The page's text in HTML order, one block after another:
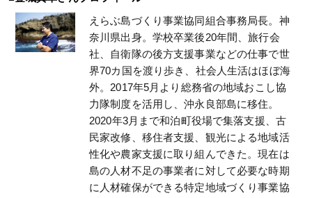
えらぶ島づくり事業協同組合事務局長。神
奈川県出身。学校卒業後20年間、旅行会
社、自衛隊の後方支援事業などの仕事で世
界70カ国を渡り歩き、社会人生活はほぼ海
外。2017年5月より総務省の地域おこし協
力隊制度を活用し、沖永良部島に移住。
2020年3月まで和泊町役場で集落支援、古
民家改修、移住者支援、観光による地域活
性化や農家支援に取り組んできた。現在は
島の人材不足の事業者に対して必要な時期
に人材確保ができる特定地域づくり事業協